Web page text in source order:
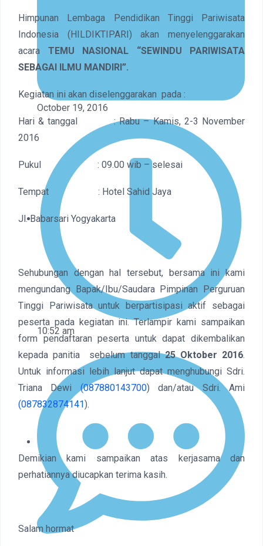
October 19, 2016
10:52 am
Himpunan Lembaga Pendidikan Tinggi Pariwisata
Indonesia (HILDIKTIPARI) akan menyelenggarakan
acara TEMU NASIONAL “SEWINDU PARIWISATA
SEBAGAI ILMU MANDIRI”.
Kegiatan ini akan diselenggarakan pada :
Hari & tanggal : Rabu – Kamis, 2-3 November
2016
Pukul : 09.00 wib – selesai
Tempat : Hotel Sahid Jaya
Jl. Babarsari Yogyakarta
Sehubungan dengan hal tersebut, bersama ini kami
mengundang Bapak/Ibu/Saudara Pimpinan Perguruan
Tinggi Pariwisata untuk berpartisipasi aktif sebagai
peserta pada kegiatan ini. Terlampir kami sampaikan
form pendaftaran peserta untuk dapat dikembalikan
kepada panitia sebelum tanggal25 Oktober 2016.
Untuk informasi lebih lanjut dapat menghubungi Sdri.
Triana Dewi (087880143700) dan/atau Sdri. Ami
(087832874141).
Demikian kami sampaikan atas kerjasama dan
perhatiannya diucapkan terima kasih.
Salam hormat